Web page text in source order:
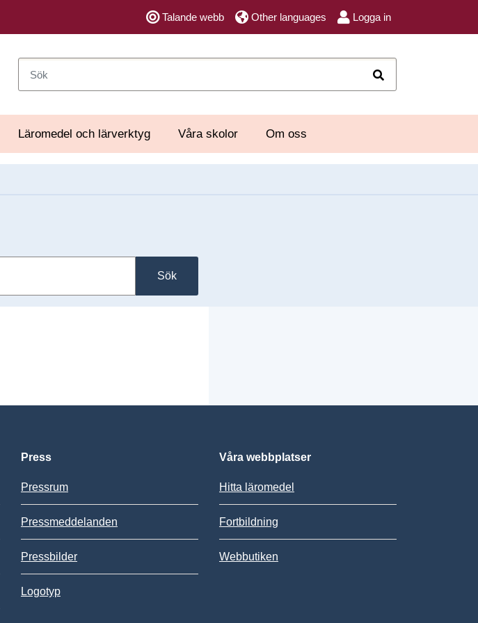
Talande webb Other languages Logga in
Läromedel och lärverktyg Våra skolor Om oss
Sök
Press
Pressrum
Pressmeddelanden
Pressbilder
Logotyp
Våra webbplatser
Hitta läromedel
Fortbildning
Webbutiken